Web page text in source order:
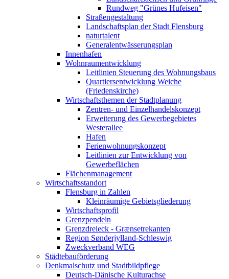
Rundweg "Grünes Hufeisen"
Straßengestaltung
Landschaftsplan der Stadt Flensburg
naturtalent
Generalentwässerungsplan
Innenhafen
Wohnraumentwicklung
Leitlinien Steuerung des Wohnungsbaus
Quartiersentwicklung Weiche
(Friedenskirche)
Wirtschaftsthemen der Stadtplanung
Zentren- und Einzelhandelskonzept
Erweiterung des Gewerbegebietes
Westerallee
Hafen
Ferienwohnungskonzept
Leitlinien zur Entwicklung von
Gewerbeflächen
Flächenmanagement
Wirtschaftsstandort
Flensburg in Zahlen
Kleinräumige Gebietsgliederung
Wirtschaftsprofil
Grenzpendeln
Grenzdreieck - Grænsetrekanten
Region Sønderjylland-Schleswig
Zweckverband WEG
Städtebauförderung
Denkmalschutz und Stadtbildpflege
Deutsch-Dänische Kulturachse